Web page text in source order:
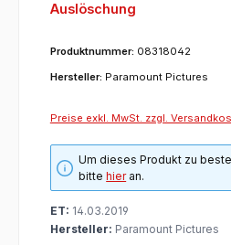
Auslöschung
Produktnummer: 08318042
Hersteller: Paramount Pictures
Preise exkl. MwSt. zzgl.
Um dieses Produkt zu
bittehieran.
ET: 14.03.2019
Hersteller: Paramount Pictures